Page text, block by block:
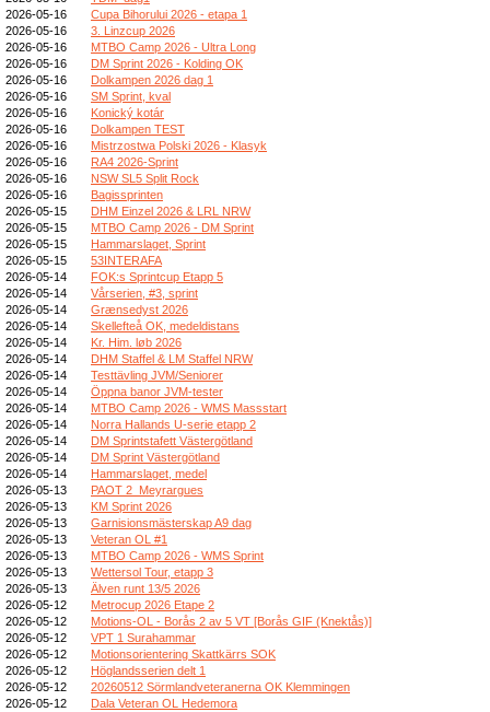
2026-05-16
Cupa Bihorului 2026 - etapa 1
2026-05-16
3. Linzcup 2026
2026-05-16
MTBO Camp 2026 - Ultra Long
2026-05-16
DM Sprint 2026 - Kolding OK
2026-05-16
Dolkampen 2026 dag 1
2026-05-16
SM Sprint, kval
2026-05-16
Konický kotár
2026-05-16
Dolkampen TEST
2026-05-16
Mistrzostwa Polski 2026 - Klasyk
2026-05-16
RA4 2026-Sprint
2026-05-16
NSW SL5 Split Rock
2026-05-16
Bagissprinten
2026-05-15
DHM Einzel 2026 & LRL NRW
2026-05-15
MTBO Camp 2026 - DM Sprint
2026-05-15
Hammarslaget, Sprint
2026-05-15
53INTERAFA
2026-05-14
FOK:s Sprintcup Etapp 5
2026-05-14
Vårserien, #3, sprint
2026-05-14
Grænsedyst 2026
2026-05-14
Skellefteå OK, medeldistans
2026-05-14
Kr. Him. løb 2026
2026-05-14
DHM Staffel & LM Staffel NRW
2026-05-14
Testtävling JVM/Seniorer
2026-05-14
Öppna banor JVM-tester
2026-05-14
MTBO Camp 2026 - WMS Massstart
2026-05-14
Norra Hallands U-serie etapp 2
2026-05-14
DM Sprintstafett Västergötland
2026-05-14
DM Sprint Västergötland
2026-05-14
Hammarslaget, medel
2026-05-13
PAOT 2_Meyrargues
2026-05-13
KM Sprint 2026
2026-05-13
Garnisionsmästerskap A9 dag
2026-05-13
Veteran OL #1
2026-05-13
MTBO Camp 2026 - WMS Sprint
2026-05-13
Wettersol Tour, etapp 3
2026-05-13
Älven runt 13/5 2026
2026-05-12
Metrocup 2026 Etape 2
2026-05-12
Motions-OL - Borås 2 av 5 VT [Borås GIF (Knektås)]
2026-05-12
VPT 1 Surahammar
2026-05-12
Motionsorientering Skattkärrs SOK
2026-05-12
Höglandsserien delt 1
2026-05-12
20260512 Sörmlandveteranerna OK Klemmingen
2026-05-12
Dala Veteran OL Hedemora